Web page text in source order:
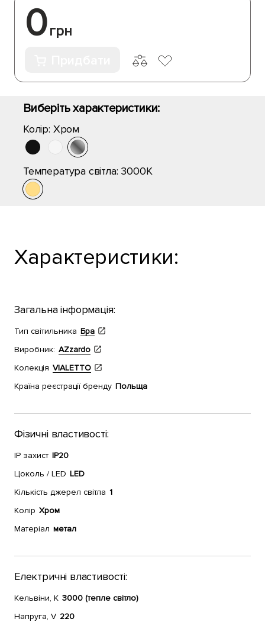
0грн
Виберіть характеристики:
Колір: Хром
Температура світла: 3000K
Характеристики:
Загальна інформація:
Тип світильника Бра
Виробник: AZzardo
Колекція VIALETTO
Країна реєстрації бренду Польща
Фізичні властивості:
IP захист IP20
Цоколь / LED LED
Кількість джерел світла 1
Колір Хром
Матеріал метал
Електричні властивості:
Кельвіни, К 3000 (тепле світло)
Напруга, V 220